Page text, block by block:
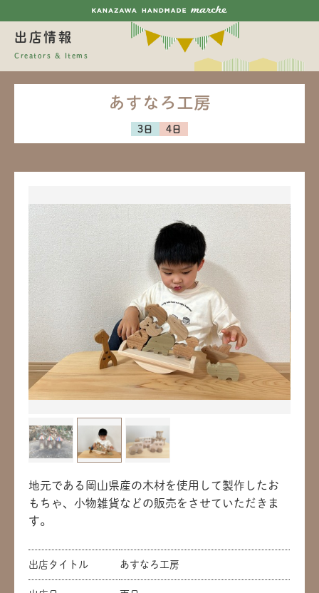
出店情報
Creators & Items
あすなろ工房
地元である岡山県産の木材を使用して製作したお
もちゃ、小物雑貨などの販売をさせていただきま
す。
出店タイトル あすなろ工房